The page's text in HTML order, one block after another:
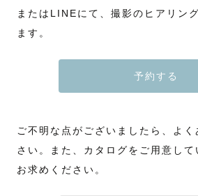
またはLINEにて、撮影のヒアリン
ます。
予約する
ご不明な点がございましたら、よ
さい。また、カタログをご用意して
お求めください。